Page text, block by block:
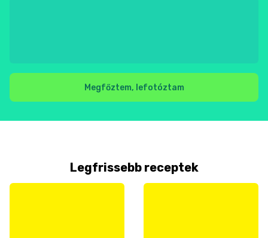
Megfőztem, lefotóztam
Legfrissebb receptek